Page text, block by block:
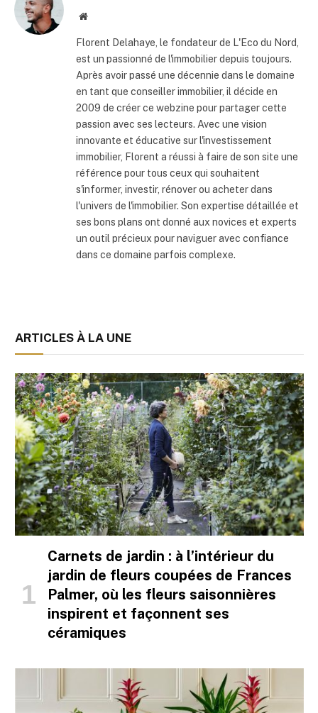
Site
Florent Delahaye, le fondateur de L'Eco du Nord,
est un passionné de l'immobilier depuis toujours.
Après avoir passé une décennie dans le domaine
en tant que conseiller immobilier, il décide en
2009 de créer ce webzine pour partager cette
passion avec ses lecteurs. Avec une vision
innovante et éducative sur l'investissement
immobilier, Florent a réussi à faire de son site une
référence pour tous ceux qui souhaitent
s'informer, investir, rénover ou acheter dans
l'univers de l'immobilier. Son expertise détaillée et
ses bons plans ont donné aux novices et experts
un outil précieux pour naviguer avec confiance
dans ce domaine parfois complexe.
ARTICLES À LA UNE
Carnets de jardin : à l’intérieur du
jardin de fleurs coupées de Frances
Palmer, où les fleurs saisonnières
inspirent et façonnent ses
céramiques